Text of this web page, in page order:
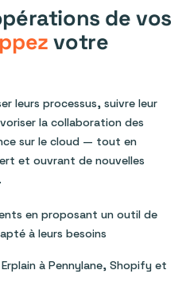
de vos
votre
leurs processus, suivre leur
la collaboration des
sur le cloud — tout en
et ouvrant de nouvelles
en proposant un outil de
à leurs besoins
à Pennylane, Shopify et